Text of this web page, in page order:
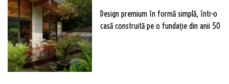
Design premium în formă simplă, într-o
casă construită pe o fundație din anii 50